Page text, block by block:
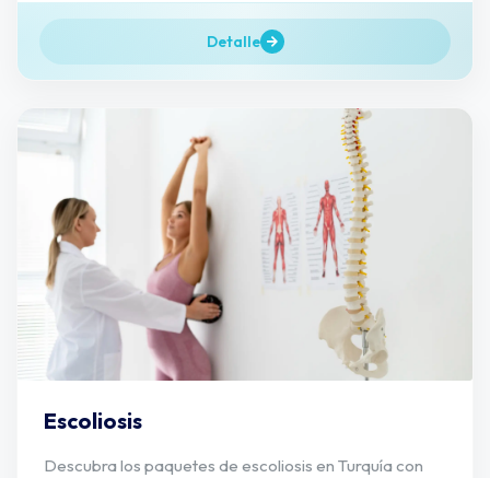
Detalle
Escoliosis
Descubra los paquetes de escoliosis en Turquía con